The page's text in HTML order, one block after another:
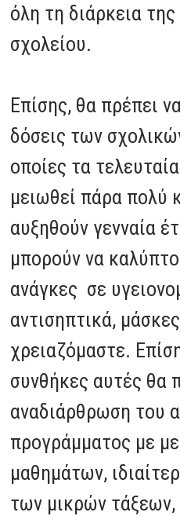
όλη τη διάρκεια
σχολείου.
Επίσης, θα πρέπει
δόσεις των
οποίες τα
μειωθεί πάρα πολύ
αυξηθούν γενναία
μπορούν να
ανάγκες σε
αντισηπτικά,
χρειαζόμαστε.
συνθήκες αυτές θα
αναδιάρθρωση του
προγράμματος με
μαθημάτων,
των μικρών